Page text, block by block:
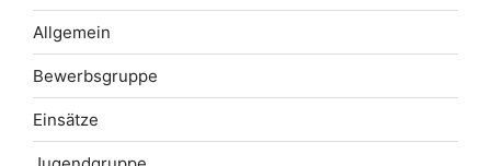
Allgemein
Bewerbsgruppe
Einsätze